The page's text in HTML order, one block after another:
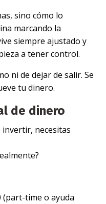
sino cómo lo
marcando la
siempre ajustado y
a tener control.
ni de dejar de salir. Se
tu dinero.
de dinero
necesitas
(part-time o ayuda